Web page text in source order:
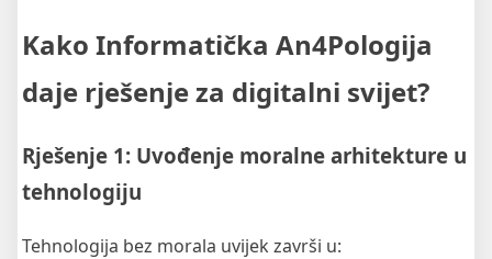
Kako Informatička An4Pologija
daje rješenje za digitalni svijet?
Rješenje 1: Uvođenje moralne arhitekture u
tehnologiju
Tehnologija bez morala uvijek završi u: